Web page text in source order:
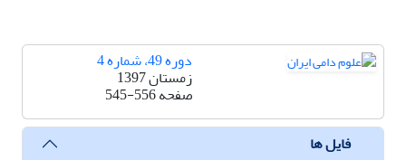
دوره 49، شماره 4
زمستان 1397
صفحه545-556
فایل ها